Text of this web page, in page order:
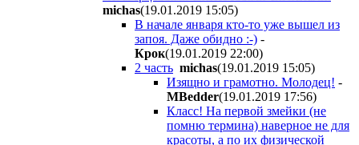
michas(19.01.2019 15:05)
В начале января кто-то уже вышел из
запоя. Даже обидно :-) -
Крок(19.01.2019 22:00)
2 часть michas(19.01.2019 15:05)
Изящно и грамотно. Молодец! -
MBedder(19.01.2019 17:56)
Класс! На первой змейки (не
помню термина) наверное не для
красоты, а по их физической